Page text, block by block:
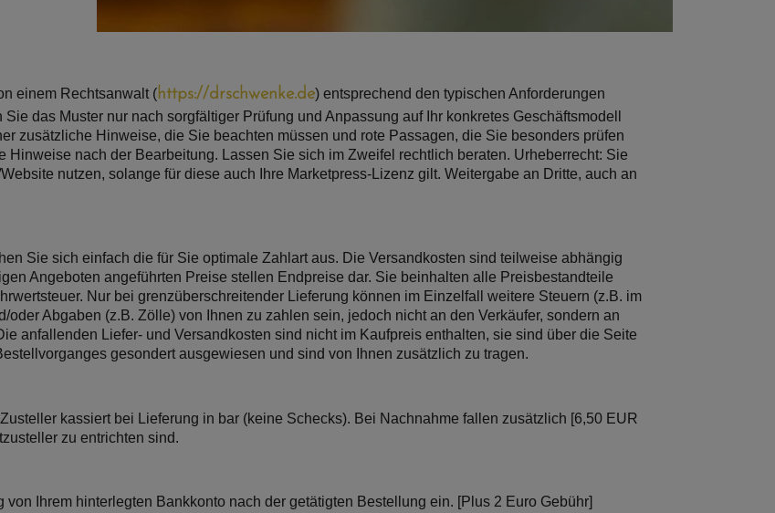
einem Rechtsanwalt (https://drschwenke.de) entsprechend den typischen Anforderungen
das Muster nur nach sorgfältiger Prüfung und Anpassung auf Ihr konkretes Geschäftsmodell
zusätzliche Hinweise, die Sie beachten müssen und rote Passagen, die Sie besonders prüfen
Hinweise nach der Bearbeitung. Lassen Sie sich im Zweifel rechtlich beraten. Urheberrecht: Sie
nutzen, solange für diese auch Ihre Marketpress-Lizenz gilt. Weitergabe an Dritte, auch an
Sie sich einfach die für Sie optimale Zahlart aus. Die Versandkosten sind teilweise abhängig
Angeboten angeführten Preise stellen Endpreise dar. Sie beinhalten alle Preisbestandteile
Nur bei grenzüberschreitender Lieferung können im Einzelfall weitere Steuern (z.B. im
Abgaben (z.B. Zölle) von Ihnen zu zahlen sein, jedoch nicht an den Verkäufer, sondern an
anfallenden Liefer- und Versandkosten sind nicht im Kaufpreis enthalten, sie sind über die Seite
gesondert ausgewiesen und sind von Ihnen zusätzlich zu tragen.
kassiert bei Lieferung in bar (keine Schecks). Bei Nachnahme fallen zusätzlich [6,50 EUR
zu entrichten sind.
Ihrem hinterlegten Bankkonto nach der getätigten Bestellung ein. [Plus 2 Euro Gebühr]